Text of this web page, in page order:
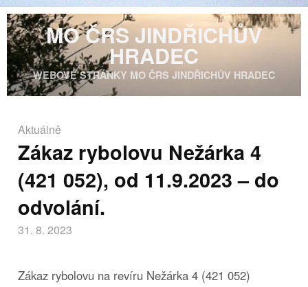
MO ČRS JINDŘICHŮV
HRADEC
WEBOVÉ STRÁNKY MO ČRS JINDŘICHŮV HRADEC
Aktuálně
Zákaz rybolovu Nežárka 4
(421 052), od 11.9.2023 – do
odvolání.
31. 8. 2023
Zákaz rybolovu na revíru Nežárka 4 (421 052)